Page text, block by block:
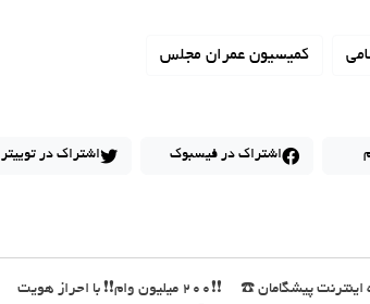
کمیسیون عمران مجلس
اشتراک در فیسبوک اشتراک در توییتر
قسطه اینترنت پیشگامان ☎️
❗❗200 میلیون وام❗❗ با احراز هویت